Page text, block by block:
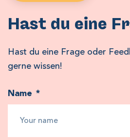
Hast du eine
Hast du eine Frage oder
gerne wissen!
Name *